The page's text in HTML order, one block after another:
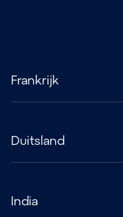
Frankrijk
Duitsland
India